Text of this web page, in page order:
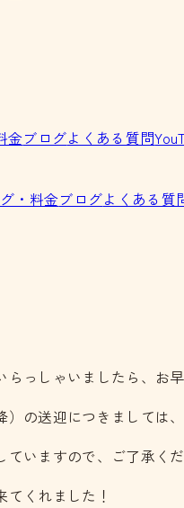
金ブログよくある質問
・料金ブログよくある質
っしゃいましたら、お
の送迎につきましては
いますので、ご了承くだ
てくれました！